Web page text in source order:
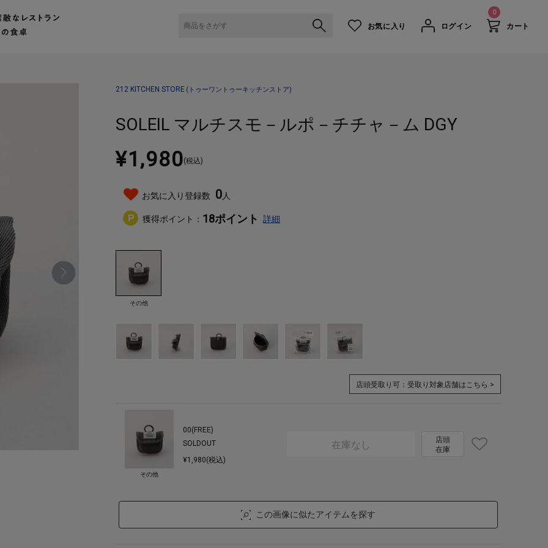
お気に入り ログイン
0
カート
ア）キッチン雑貨の通販 ポーチ SOLEIL マルチスモ－ルポ－チチャ－ム DGY
212 KITCHEN STORE(トゥーワントゥーキッチンストア)
SOLEIL マルチスモ－ルポ－チチャ－ム DGY
¥1,980(税込)
お気に入り登録数 0人
獲得ポイント： 18ポイント 詳細
その他
店頭受取り可： 受取り対象店舗はこちら >
その他
00(FREE)
SOLDOUT
¥1,980(税込)
在庫なし
店頭
在庫
この画像に似たアイテムを探す